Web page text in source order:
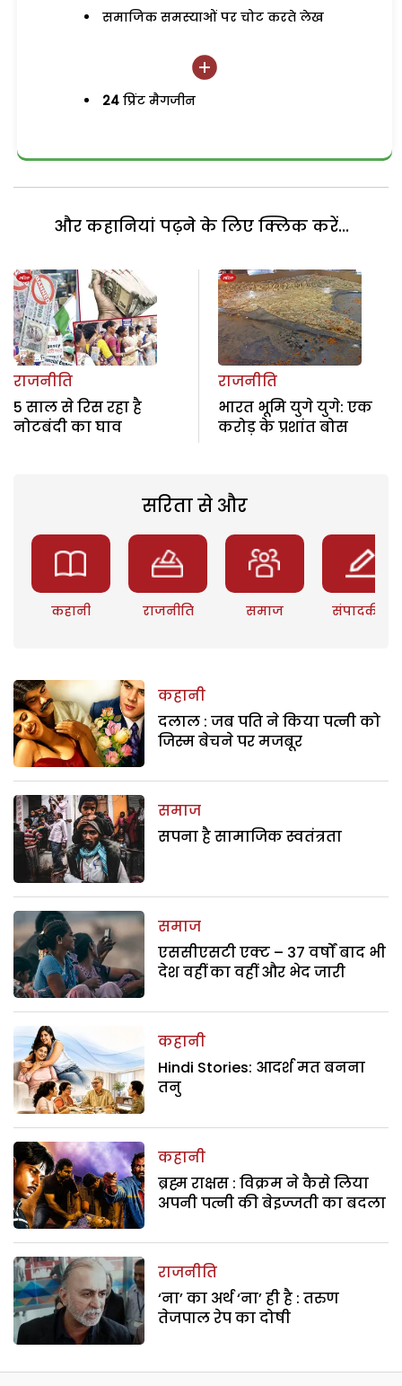
समाजिक समस्याओं पर चोट करते लेख
24 प्रिंट मैगजीन
और कहानियां पढ़ने के लिए क्लिक करें...
राजनीति
5 साल से रिस रहा है
नोटबंदी का घाव
राजनीति
भारत भूमि युगे युगे: एक
करोड़ के प्रशांत बोस
सरिता से और
कहानी राजनीति समाज संपादकीय
कहानी
दलाल : जब पति ने किया पत्नी को
जिस्म बेचने पर मजबूर
समाज
सपना है सामाजिक स्वतंत्रता
समाज
एससीएसटी एक्ट – 37 वर्षों बाद भी
देश वहीं का वहीं और भेद जारी
कहानी
Hindi Stories: आदर्श मत बनना
तनु
कहानी
ब्रह्म राक्षस : विक्रम ने कैसे लिया
अपनी पत्नी की बेइज्जती का बदला
राजनीति
‘ना’ का अर्थ ‘ना’ ही है : तरुण
तेजपाल रेप का दोषी